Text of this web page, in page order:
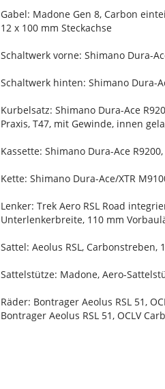
Gabel: Madone Gen 8, Carbon
12 x 100 mm Steckachse
Schaltwerk vorne: Shimano Dura-
Schaltwerk hinten: Shimano Dura-
Kurbelsatz: Shimano Dura-Ace
Praxis, T47, mit Gewinde, innen
Kassette: Shimano Dura-Ace
Kette: Shimano Dura-Ace/XTR
Lenker: Trek Aero RSL Road
Unterlenkerbreite, 110 mm
Sattel: Aeolus RSL, Carbonstreben,
Sattelstütze: Madone, Aero-
Räder: Bontrager Aeolus RSL 51,
Bontrager Aeolus RSL 51, OCLV